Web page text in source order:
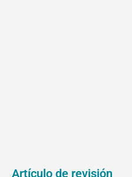
Artículo de revisión